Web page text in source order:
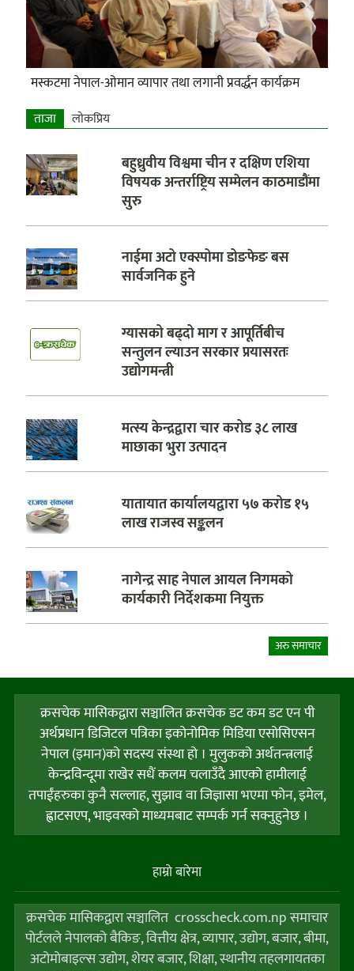
मस्कटमा नेपाल-ओमान व्यापार तथा लगानी प्रवर्द्धन कार्यक्रम
ताजा लाेकप्रिय
बहुध्रुवीय विश्वमा चीन र दक्षिण एशिया
विषयक अन्तर्राष्ट्रिय सम्मेलन काठमाडौंमा
सुरु
नाईमा अटो एक्स्पोमा डोङफेङ बस
सार्वजनिक हुने
ग्यासको बढ्दो माग र आपूर्तिबीच
सन्तुलन ल्याउन सरकार प्रयासरतः
उद्योगमन्त्री
मत्स्य केन्द्रद्वारा चार करोड ३८ लाख
माछाका भुरा उत्पादन
यातायात कार्यालयद्वारा ५७ करोड १५
लाख राजस्व सङ्कलन
नागेन्द्र साह नेपाल आयल निगमको
कार्यकारी निर्देशकमा नियुक्त
अरु समाचार
क्रसचेक मासिकद्वारा सञ्चालित क्रसचेक डट कम डट एन पी
अर्थप्रधान डिजिटल पत्रिका इकोनोमिक मिडिया एसोसिएसन
नेपाल (इमान)को सदस्य संस्था हो । मुलुकको अर्थतन्त्रलाई
केन्द्रविन्दूमा राखेर सधैं कलम चलाउँदै आएको हामीलाई
तपाईंहरुका कुनै सल्लाह, सुझाव वा जिज्ञासा भएमा फोन, इमेल,
ह्वाटसएप, भाइवरको माध्यमबाट सम्पर्क गर्न सक्नुहुनेछ ।
हाम्राे बारेमा
क्रसचेक मासिकद्वारा सञ्चालित crosscheck.com.np समाचार
पोर्टलले नेपालको बैकिङ, वित्तीय क्षेत्र, व्यापार, उद्योग, बजार, बीमा,
अटोमोबाइल्स उद्योग, शेयर बजार, शिक्षा, स्थानीय तहलगायतका